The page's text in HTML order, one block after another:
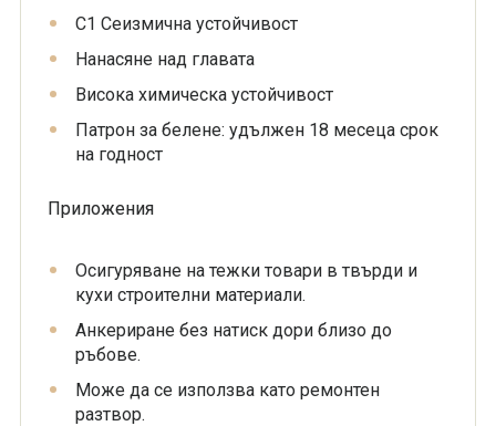
C1 Сеизмична устойчивост
Нанасяне над главата
Висока химическа устойчивост
Патрон за белене: удължен 18 месеца срок
на годност
Приложения
Осигуряване на тежки товари в твърди и
кухи строителни материали.
Анкериране без натиск дори близо до
ръбове.
Може да се използва като ремонтен
разтвор.